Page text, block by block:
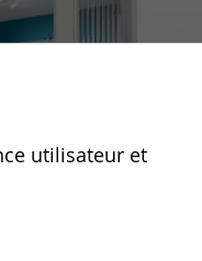
utilisateur et